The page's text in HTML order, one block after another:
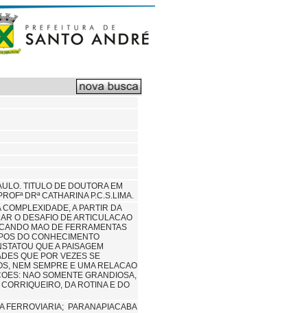
TITULO DE DOUTORA EM
DRª CATHARINA P.C.S.LIMA.
A PARTIR DA
O DESAFIO DE ARTICULACAO
MAO DE FERRAMENTAS
DO CONHECIMENTO
QUE A PAISAGEM
QUE POR VEZES SE
NEM SEMPRE E UMA RELACAO
NAO SOMENTE GRANDIOSA,
DA ROTINA E DO
FERROVIARIA; PARANAPIACABA